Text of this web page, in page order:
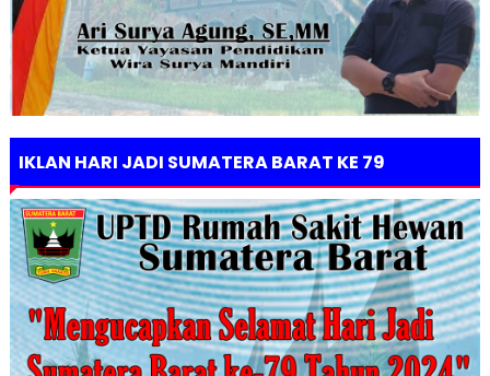
IKLAN HARI JADI SUMATERA BARAT KE 79